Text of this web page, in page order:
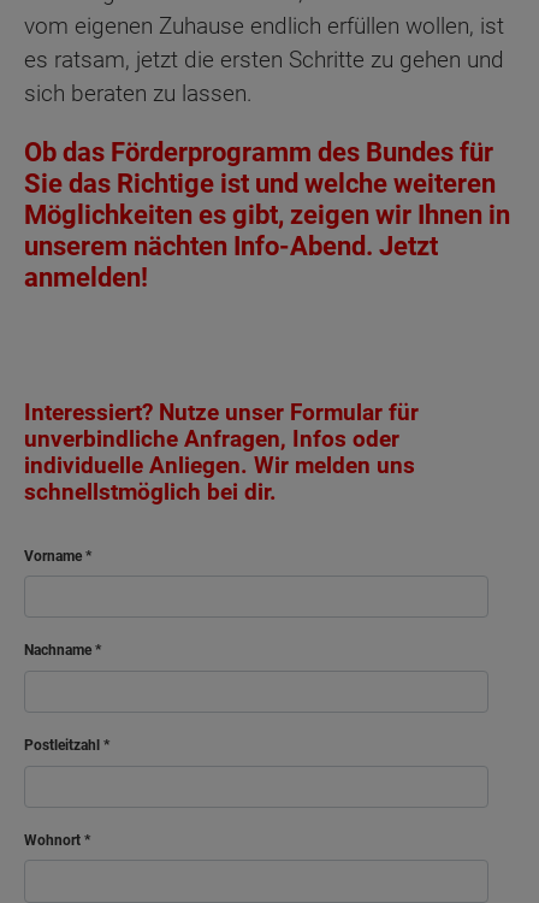
vom eigenen Zuhause endlich erfüllen wollen, ist
es ratsam, jetzt die ersten Schritte zu gehen und
sich beraten zu lassen.
Ob das Förderprogramm des Bundes für
Sie das Richtige ist und welche weiteren
Möglichkeiten es gibt, zeigen wir Ihnen in
unserem nächten Info-Abend. Jetzt
anmelden!
Interessiert? Nutze unser Formular für
unverbindliche Anfragen, Infos oder
individuelle Anliegen. Wir melden uns
schnellstmöglich bei dir.
Vorname
Nachname
Postleitzahl
Wohnort